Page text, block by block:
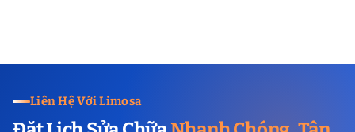
Liên Hệ Với Limosa